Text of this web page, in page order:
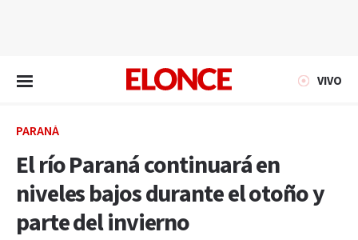
VIVO
PARANÁ
El río Paraná continuará en
niveles bajos durante el otoño y
parte del invierno